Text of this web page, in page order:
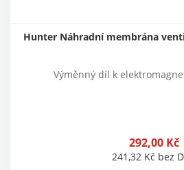
Hunter Náhradní membrána
Výměnný díl k
292,00 Kč
241,32 Kč bez